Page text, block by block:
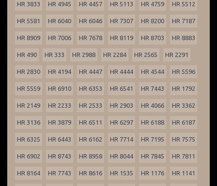
HR 3833 HR 4945 HR 4457 HR 5113 HR 4759 HR 5512
HR 5581 HR 6040 HR 6046 HR 7307 HR 8200 HR 7187
HR 8909 HR 7006 HR 7678 HR 8119 HR 8703 HR 8883
HR 490 HR 333 HR 2988 HR 2284 HR 2565 HR 2291
HR 2830 HR 4194 HR 4447 HR 4444 HR 4544 HR 5596
HR 5559 HR 6910 HR 6353 HR 6541 HR 7443 HR 1792
HR 2149 HR 2233 HR 2533 HR 2903 HR 4066 HR 3362
HR 3136 HR 3879 HR 6511 HR 6297 HR 6188 HR 6187
HR 6325 HR 6443 HR 6162 HR 7714 HR 7195 HR 7575
HR 6902 HR 8743 HR 8958 HR 8044 HR 7845 HR 7811
HR 8164 HR 7743 HR 8616 HR 1535 HR 1176 HR 1141